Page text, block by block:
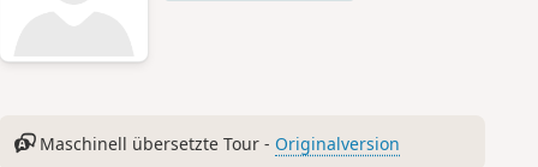
Maschinell übersetzte Tour - Originalversion